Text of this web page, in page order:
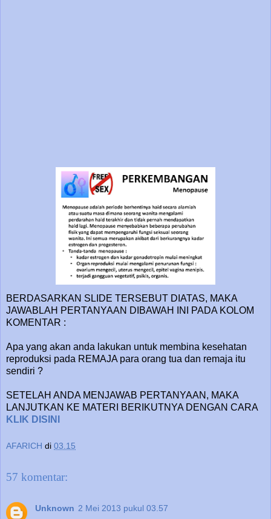
BERDASARKAN SLIDE TERSEBUT DIATAS, MAKA
JAWABLAH PERTANYAAN DIBAWAH INI PADA KOLOM
KOMENTAR :
Apa yang akan anda lakukan untuk membina kesehatan
reproduksi pada REMAJA para orang tua dan remaja itu
sendiri ?
SETELAH ANDA MENJAWAB PERTANYAAN, MAKA
LANJUTKAN KE MATERI BERIKUTNYA DENGAN CARA
KLIK DISINI
AFARICH di 03.15
57 komentar:
Unknown 2 Mei 2013 pukul 03.57